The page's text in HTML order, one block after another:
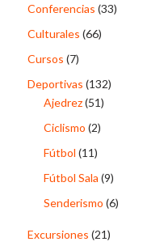
Conferencias (33)
Culturales (66)
Cursos (7)
Deportivas (132)
Ajedrez(51)
Ciclismo (2)
Fútbol (11)
Fútbol Sala (9)
Senderismo (6)
Excursiones (21)